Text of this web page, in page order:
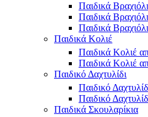
Παιδικά
Παιδικά
Παιδικά
Παιδικά Κολιέ
Παιδικά Κολιέ
Παιδικά Κολιέ
Παιδικό Δαχτυλίδι
Παιδικό
Παιδικό
Παιδικά Σκουλαρίκια